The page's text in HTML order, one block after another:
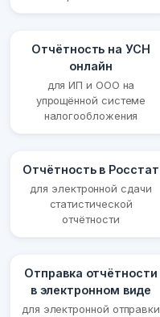
Отчётность на УСН
онлайн
для ИП и ООО на
упрощённой системе
налогообложения
Отчётность в Росстат
для электронной сдачи
статистической
отчётности
Отправка отчётности
в электронном виде
для электронной отправки